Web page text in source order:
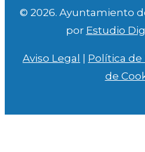
© 2026. Ayuntamiento
por Estudio
Aviso Legal Política de
de